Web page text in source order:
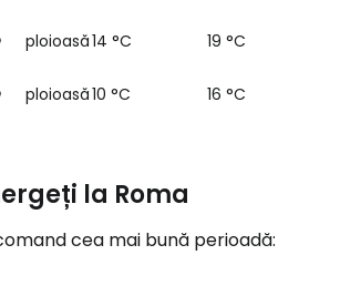
ploioasă14 °C
19 °C
ploioasă10 °C 16 °C
la Roma
cea mai bună perioadă: